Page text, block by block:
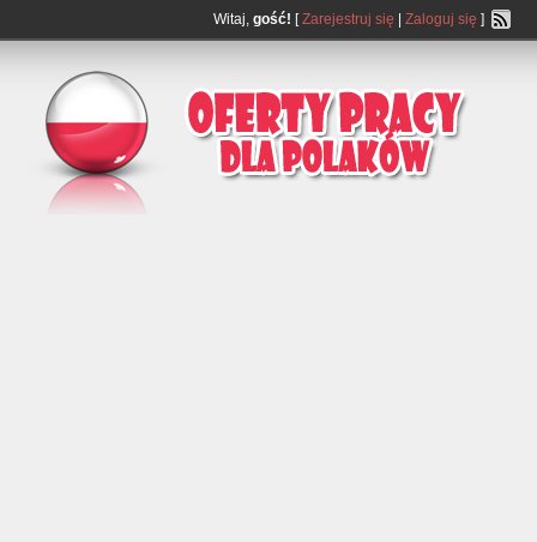
Witaj, gość! [Zarejestruj się Zaloguj się ]